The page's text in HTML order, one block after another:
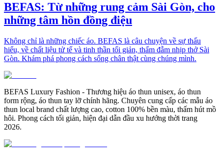
BEFAS: Từ những rung cảm Sài Gòn, cho
những tâm hồn đồng điệu
Không chỉ là những chiếc áo. BEFAS là câu chuyện về sự thấu
hiểu, về chất liệu tử tế và tinh thần tối giản, thấm đẫm nhịp thở Sài
Gòn. Khám phá phong cách sống chân thật cùng chúng mình.
BEFAS Luxury Fashion - Thương hiệu áo thun unisex, áo thun
form rộng, áo thun tay lỡ chính hãng. Chuyên cung cấp các mẫu áo
thun local brand chất lượng cao, cotton 100% bền màu, thấm hút mồ
hôi. Phong cách tối giản, hiện đại dẫn đầu xu hướng thời trang
2026.